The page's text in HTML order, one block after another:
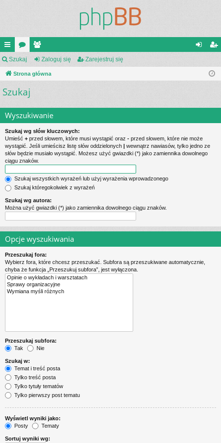
ię
ce
j
or
a
ży
tk
ni
cy
ej
Szukaj Zaloguj się Zarejestruj się
Strona główna
Szukaj
Wyszukiwanie
Szukaj wg słów kluczowych:
Umieść + przed słowem, które musi wystąpić oraz - przed słowem, które nie może
wystąpić. Jeśli umieścisz listę słów oddzielonych | wewnątrz nawiasów, tylko jedno ze
słów będzie musiało wystąpić. Możesz użyć gwiazdki (*) jako zamiennika dowolnego
ciągu znaków.
Szukaj wszystkich wyrażeń lub użyj wyrażenia wprowadzonego
Szukaj któregokolwiek z wyrażeń
Szukaj wg autora:
Można użyć gwiazdki (*) jako zamiennika dowolnego ciągu znaków.
Opcje wyszukiwania
Przeszukaj fora:
Wybierz fora, które chcesz przeszukać. Subfora są przeszukiwane automatycznie,
chyba że funkcja „Przeszukuj subfora”, jest wyłączona.
Przeszukaj subfora:
Tak
Nie
Szukaj w:
Temat i treść posta
Tylko treść posta
Tylko tytuły tematów
Tylko pierwszy post tematu
Wyświetl wyniki jako:
Posty
Tematy
Sortuj wyniki wg: